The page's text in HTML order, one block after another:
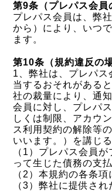
第9条（プレパス会員
プレパス会員は、弊
から）により、いつ
ます。
第10条（規約違反の
1、弊社は、プレパ
当するおそれがある
社の裁量により、通
会員に対し、プレパ
しくは制限、アカウ
ス利用契約の解除等
いいます。）を講じ
（1）プレパス会員
って生じた債務の支
（2）本規約の各条
（3）弊社に提供さ